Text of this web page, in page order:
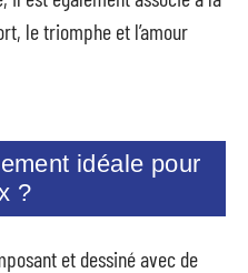
le triomphe et l’amour
idéale pour
?
et dessiné avec de